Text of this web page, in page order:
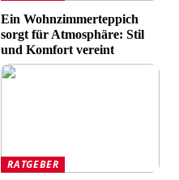
Ein Wohnzimmerteppich
sorgt für Atmosphäre: Stil
und Komfort vereint
RATGEBER